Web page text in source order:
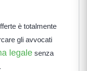
è totalmente
gli avvocati
legale senza